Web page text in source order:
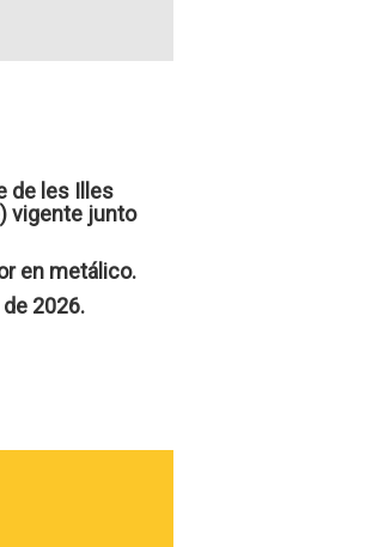
de les Illes
vigente junto
en metálico.
2026.